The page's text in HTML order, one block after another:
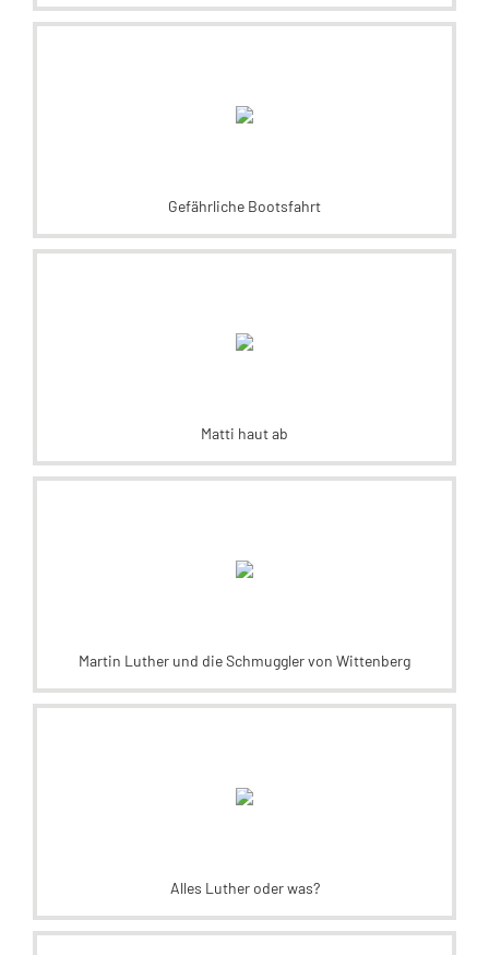
Gefährliche Bootsfahrt
Matti haut ab
Martin Luther und die Schmuggler von Wittenberg
Alles Luther oder was?